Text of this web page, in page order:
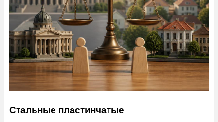
Стальные пластинчатые